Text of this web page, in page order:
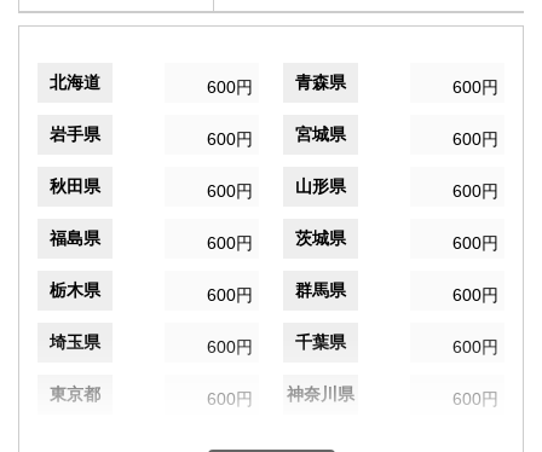
北海道 600円 青森県 600円
岩手県 600円 宮城県 600円
秋田県 600円 山形県 600円
福島県 600円 茨城県 600円
栃木県 600円 群馬県 600円
埼玉県 600円 千葉県 600円
東京都 600円 神奈川県 600円
富山県